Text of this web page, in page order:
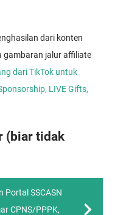
dari konten
gambaran jalur affiliate
dari TikTok untuk
LIVE Gifts,
(biar tidak
Portal SSCASN
CPNS/PPPK,